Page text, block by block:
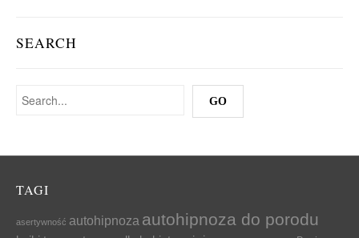
SEARCH
TAGI
asertywność autohipnoza autohipnoza do porodu